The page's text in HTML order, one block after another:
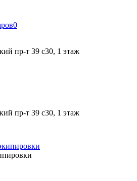
0
пр-т 39 с30, 1 этаж
пр-т 39 с30, 1 этаж